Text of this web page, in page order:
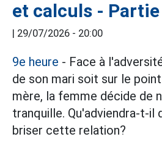
et calculs - Partie
| 29/07/2026 - 20:00
9e heure - Face à
de son mari soit sur le
mère, la femme décide de
tranquille. Qu'adviendra-t-il
briser cette relation?